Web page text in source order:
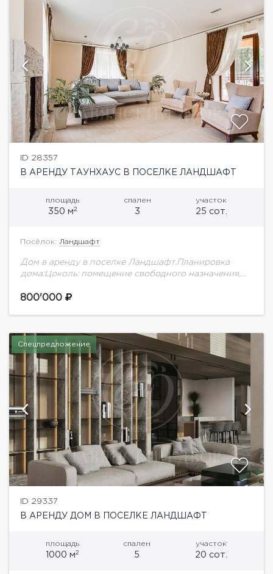
ID 28357
В АРЕНДУ ТАУНХАУС В ПОСЕЛКЕ ЛАНДШАФТ
площадь
350 м2
спален
3
участок
25 сот.
Посёлок: Ландшафт
Дом в аренду в поселке Ландшафт.Планировка
дома:Цоколь: помещение свободного назначения,
котельная1 этаж: холл, прихожая, с/у, гостиная с
800'000
Спецпредложение
ID 29337
В АРЕНДУ ДОМ В ПОСЕЛКЕ ЛАНДШАФТ
площадь
1000 м2
спален
5
участок
20 сот.